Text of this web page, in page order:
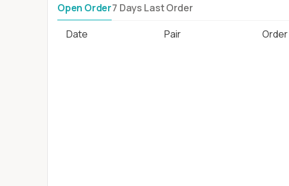
Open Order7 Days Last Order
Date Pair Order